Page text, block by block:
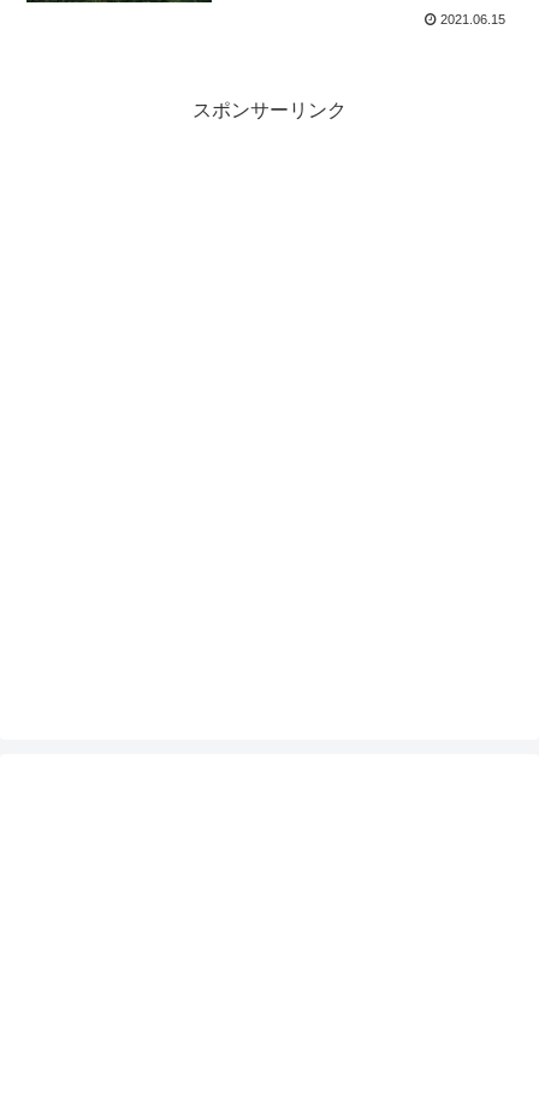
2021.06.15
スポンサーリンク